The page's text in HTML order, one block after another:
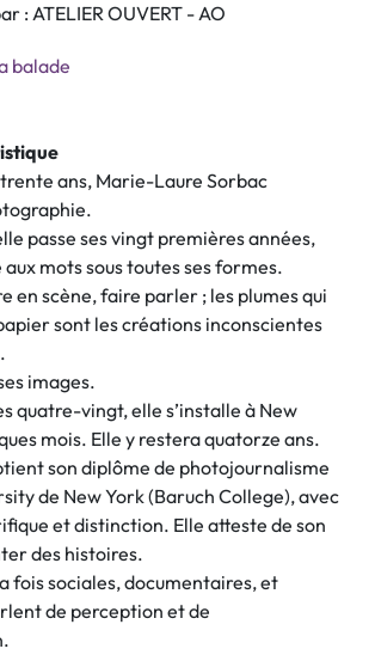
: ATELIER OUVERT - AO
balade
ans, Marie-Laure Sorbac
passe ses vingt premières années,
aux mots sous toutes ses formes.
en scène, faire parler ; les plumes qui
sont les créations inconscientes
images.
quatre-vingt, elle s’installe à New
mois. Elle y restera quatorze ans.
son diplôme de photojournalisme
de New York (Baruch College), avec
et distinction. Elle atteste de son
des histoires.
fois sociales, documentaires, et
de perception et de